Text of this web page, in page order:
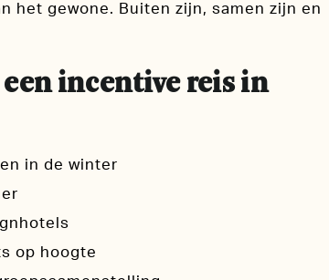
het gewone. Buiten zijn, samen zijn en
incentive reis in
in de winter
op hoogte